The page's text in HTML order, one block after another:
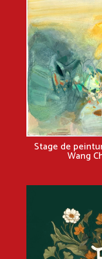
Stage de
Wang